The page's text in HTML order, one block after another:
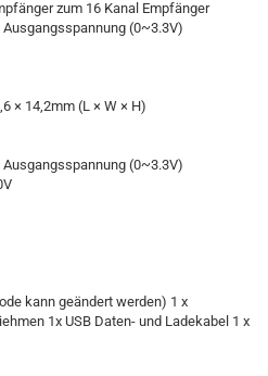
zum 16 Kanal Empfänger
(0~3.3V)
× 14,2mm (L × W × H)
(0~3.3V)
kann geändert werden) 1 x
1x USB Daten- und Ladekabel 1 x